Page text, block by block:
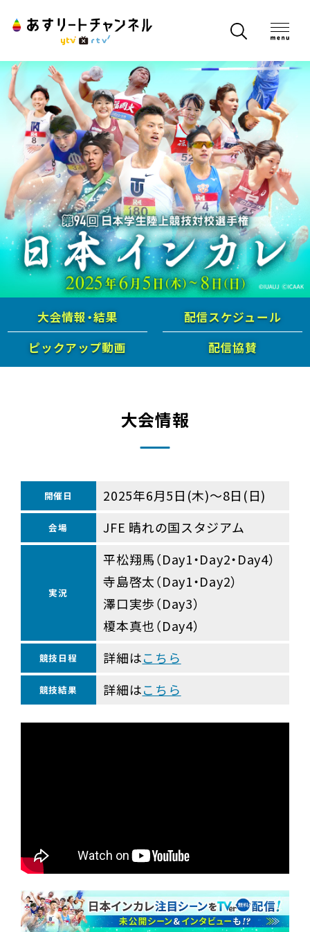
大会情報・結果
配信スケジュール
ピックアップ動画
配信協賛
大会情報
開催日 2025年6月5日(木)～8日(日)
会場 JFE 晴れの国スタジアム
実況
平松翔馬（Day1・Day2・Day4）
寺島啓太（Day1・Day2）
澤口実歩（Day3）
榎本真也（Day4）
競技日程 詳細はこちら
競技結果 詳細はこちら